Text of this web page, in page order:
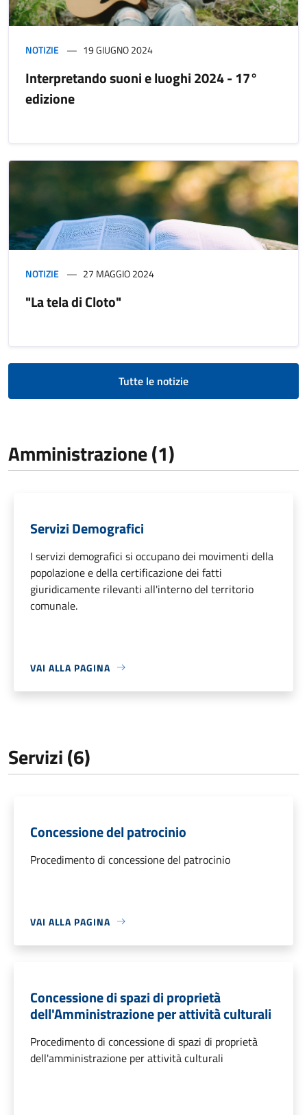
NOTIZIE 19 GIUGNO 2024
Interpretando suoni e luoghi 2024 - 17°
edizione
NOTIZIE 27 MAGGIO 2024
"La tela di Cloto"
Tutte le notizie
Amministrazione (1)
Servizi Demografici
I servizi demografici si occupano dei movimenti della
popolazione e della certificazione dei fatti
giuridicamente rilevanti all'interno del territorio
comunale.
VAI ALLA PAGINA
Servizi (6)
Concessione del patrocinio
Procedimento di concessione del patrocinio
VAI ALLA PAGINA
Concessione di spazi di proprietà
dell'Amministrazione per attività culturali
Procedimento di concessione di spazi di proprietà
dell'amministrazione per attività culturali